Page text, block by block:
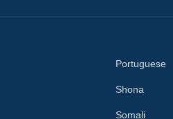
Portuguese
Shona
Somali